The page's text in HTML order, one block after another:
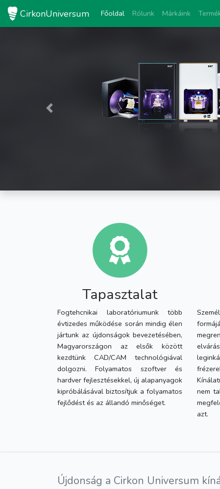
CirkonUniversum Főoldal Rólunk Márkáink
Previous
Tapasztalat
Fogtehcnikai laboratóriumunk több
évtizedes működése során mindig élen
jártunk az újdonságok bevezetésében,
Magyarországon az elsők között
kezdtünk CAD/CAM technológiával
dolgozni. Folyamatos szoftver és
hardver fejlesztésekkel, új alapanyagok
kipróbálásával biztosítjuk a folyamatos
fejlődést és az állandó minőséget.
nem
azt.
Újdonság a Cirkon Universum